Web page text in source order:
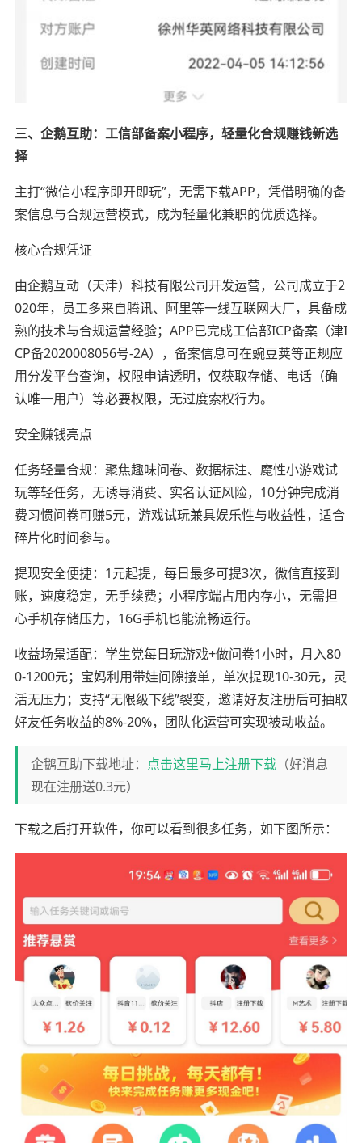
三、企鹅互助：工信部备案小程序，轻量化合规赚钱新选
择
主打“微信小程序即开即玩”，无需下载APP，凭借明确的备
案信息与合规运营模式，成为轻量化兼职的优质选择。
核心合规凭证
由企鹅互动（天津）科技有限公司开发运营，公司成立于2
020年，员工多来自腾讯、阿里等一线互联网大厂，具备成
熟的技术与合规运营经验；APP已完成工信部ICP备案（津I
CP备2020008056号-2A），备案信息可在豌豆荚等正规应
用分发平台查询，权限申请透明，仅获取存储、电话（确
认唯一用户）等必要权限，无过度索权行为。
安全赚钱亮点
任务轻量合规：聚焦趣味问卷、数据标注、魔性小游戏试
玩等轻任务，无诱导消费、实名认证风险，10分钟完成消
费习惯问卷可赚5元，游戏试玩兼具娱乐性与收益性，适合
碎片化时间参与。
提现安全便捷：1元起提，每日最多可提3次，微信直接到
账，速度稳定，无手续费；小程序端占用内存小，无需担
心手机存储压力，16G手机也能流畅运行。
收益场景适配：学生党每日玩游戏+做问卷1小时，月入80
0-1200元；宝妈利用带娃间隙接单，单次提现10-30元，灵
活无压力；支持“无限级下线”裂变，邀请好友注册后可抽取
好友任务收益的8%-20%，团队化运营可实现被动收益。
企鹅互助下载地址： 点击这里马上注册下载（好消息
现在注册送0.3元）
下载之后打开软件，你可以看到很多任务，如下图所示：